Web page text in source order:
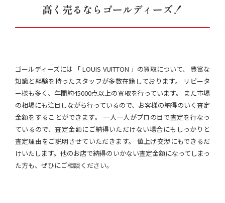
高く売るならゴールディーズ！
ゴールディーズには 「 LOUIS VUITTON 」の買取について、 豊富な
知識と経験を持ったスタッフが多数在籍しております。 リピータ
ー様も多く、年間約45000点以上の買取を行っています。 また市場
の相場にも注目しながら行っているので、お客様の納得のいく査定
金額をすることができます。 一人一人がプロの目で査定を行なっ
ているので、査定金額にご納得いただけない場合にもしっかりと
査定理由をご説明させていただきます。 値上げ交渉にもできるだ
けいたします。他のお店で納得のいかない査定金額になってしまっ
た方も、ぜひにご相談ください。